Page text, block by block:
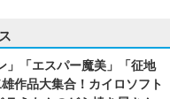
」「エスパー魔美」「征地
作品大集合！カイロソフト